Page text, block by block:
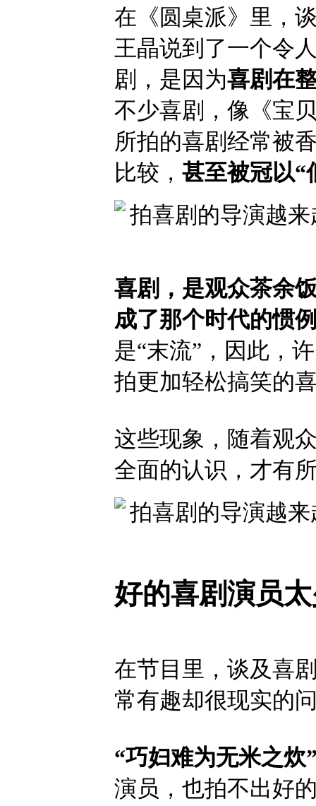
在《圆桌派》里，
王晶说到了一个令
剧，是因为喜剧在
不少喜剧，像《宝
所拍的喜剧经常被
比较， 甚至被冠以“
喜剧，是观众茶余
成了那个时代的惯
是“末流”，因此，
拍更加轻松搞笑的
这些现象，随着观
全面的认识，才有
好的喜剧演员
在节目里，谈及喜
常有趣却很现实的
“巧妇难为无米之炊
演员，也拍不出好